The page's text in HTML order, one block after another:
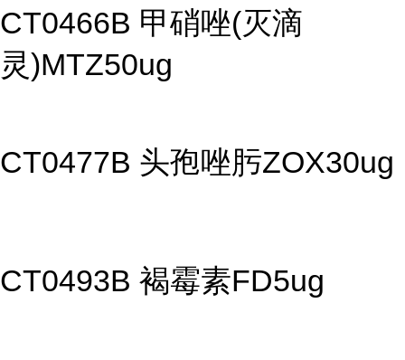
CT0466B 甲硝唑(灭滴
灵)MTZ50ug
CT0477B 头孢唑肟ZOX30ug
CT0493B 褐霉素FD5ug